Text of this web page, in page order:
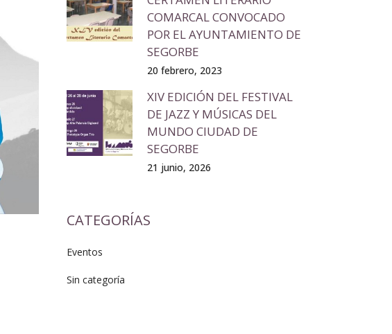
COMARCAL CONVOCADO
POR EL AYUNTAMIENTO DE
SEGORBE
20 febrero, 2023
XIV EDICIÓN DEL FESTIVAL
DE JAZZ Y MÚSICAS DEL
MUNDO CIUDAD DE
SEGORBE
21 junio, 2026
CATEGORÍAS
Eventos
Sin categoría